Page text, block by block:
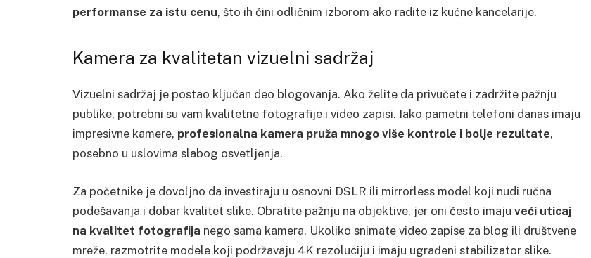
performanse za istu cenu, što ih čini odličnim izborom ako radite iz kućne kancelarije.
Kamera za kvalitetan vizuelni sadržaj
Vizuelni sadržaj je postao ključan deo blogovanja. Ako želite da privučete i zadržite pažnju
publike, potrebni su vam kvalitetne fotografije i video zapisi. Iako pametni telefoni danas imaju
impresivne kamere, profesionalna kamera pruža mnogo više kontrole i bolje rezultate,
posebno u uslovima slabog osvetljenja.
Za početnike je dovoljno da investiraju u osnovni DSLR ili mirrorless model koji nudi ručna
podešavanja i dobar kvalitet slike. Obratite pažnju na objektive, jer oni često imaju veći uticaj
na kvalitet fotografija nego sama kamera. Ukoliko snimate video zapise za blog ili društvene
mreže, razmotrite modele koji podržavaju 4K rezoluciju i imaju ugrađeni stabilizator slike.